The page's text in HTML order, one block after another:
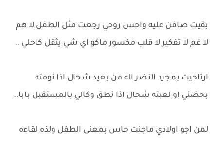
بقيت صافن عليه واحس روحي رجعت مثل الطفل لا هم
لا غم لا تفكير لا قلب مكسور ماكو اي شي يثقل كاحلي ..
ارتاحيت بمجرد النضر اله من بعيد شحال اذا نومته
بحضني او لعبته شحال اذا نطق وكالي بالمستقبل بابا..
لمن اجو اولادي ماجنت حاس بمعنى الطفل ولذه لقاءه